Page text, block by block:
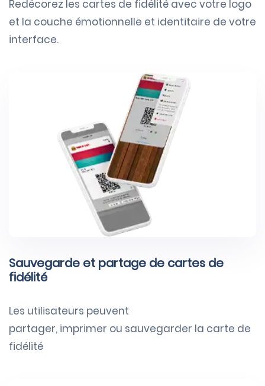
Redécorez les cartes de fidélité avec votre logo
et la couche émotionnelle et identitaire de votre
interface.
Sauvegarde et partage de cartes de
fidélité
Les utilisateurs peuvent
partager, imprimer ou sauvegarder la carte de
fidélité